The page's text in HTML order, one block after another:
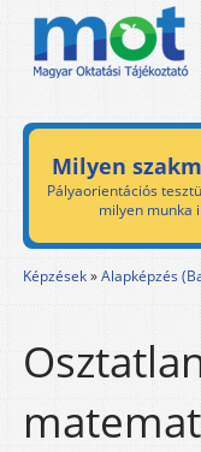
Milyen
Pályaorientációs
milyen munka
Képzések»Alapképzés